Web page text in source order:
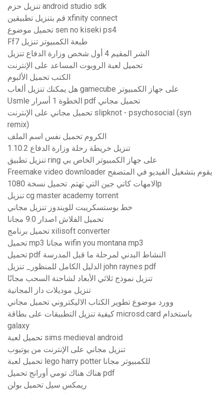
تنزيل حزم android studio sdk
قم بتنزيل تطبيقين xfinity connect
تحميل موضوع sen no kiseki ps4
Ff7 طبعة الكمبيوتر تنزيل
الشر المقيم 4 أول شخص وزارة الدفاع تنزيل
تحميل لعبة الروبوت المساعد على الإنترنت
الكتب تحميل الألبوم
هل يمكنك تنزيل ألعاب gamecube على جهاز الكمبيوتر
Usmle الخطوة 1 أسرار pdf تحميل مجاني
تحميل مجاني على الإنترنت slipknot - psychosocial (syn
remix)
الكروم تحميل نفس اسم الملف
تنزيل خريطة رحلة وزارة الدفاع 1.10.2
تنزيل تطبيق ring على جهاز الكمبيوتر الخاص بي
Freemake video downloader يقوم بتشغيل الفيديو في المتصفح
الامهات كاتي جين التي تهتم. تحميل نسخة 1080p
تنزيل cg master academy torrent
خط بوستسكريبت للويندوز تنزيل مجاني
تحميل الفلاش اصدار 9.0 مجانا
تحميل برنامج xilisoft converter
تحميل mp3 مجانا wifin you montana mp3
تحميل pdf النشاط البدني لمرحلة ما قبل المدرسة
الدليل الكامل للمنظور_ تنزيل john raynes pdf
تنزيل نموذج ثلاثي الأبعاد لشاحنة السحب مجانًا
تنزيل موديلات داز المجانية
وورد موضوع تطوير الكتاب الاليكتروني تحميل مجاني
كيفية تنزيل التطبيقات على بطاقة microsd.card باستخدام
galaxy
تحميل لعبة sims medieval android
تنزيل مجاني على الإنترنت من يوتيوب
تحميل لعبة lego harry potter للكمبيوتر مجانا
هناك هناك تومي أورانج تحميل pdf
ريمكس سيل تحميل بولن